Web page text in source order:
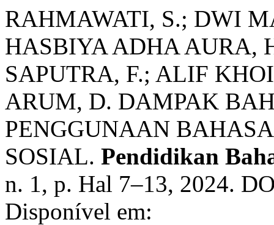
RAHMAWATI, S.; DWI
HASBIYA ADHA AURA,
SAPUTRA, F.; ALIF
ARUM, D. DAMPAK
PENGGUNAAN
SOSIAL. Pendidikan
n. 1, p. Hal 7–13, 2024.
Disponível em: